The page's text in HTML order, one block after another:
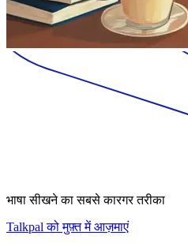
भाषा सीखने का सबसे कारगर तरीका
Talkpal को मुफ़्त में आज़माएं